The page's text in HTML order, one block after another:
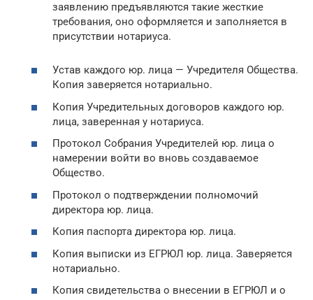
заявлению предъявляются такие жесткие
требования, оно оформляется и заполняется в
присутствии нотариуса.
Устав каждого юр. лица — Учредителя Общества.
Копия заверяется нотариально.
Копия Учредительных договоров каждого юр.
лица, заверенная у нотариуса.
Протокол Собрания Учредителей юр. лица о
намерении войти во вновь создаваемое
Общество.
Протокол о подтверждении полномочий
директора юр. лица.
Копия паспорта директора юр. лица.
Копия выписки из ЕГРЮЛ юр. лица. Заверяется
нотариально.
Копия свидетельства о внесении в ЕГРЮЛ и о